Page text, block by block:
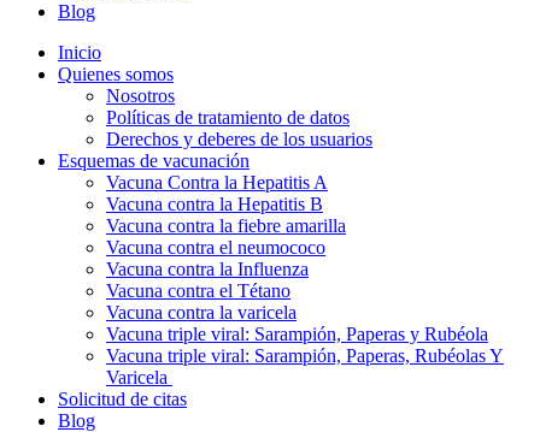
Blog
Inicio
Quienes somos
Nosotros
Políticas de tratamiento de datos
Derechos y deberes de los usuarios
Esquemas de vacunación
Vacuna Contra la Hepatitis A
Vacuna contra la Hepatitis B
Vacuna contra la fiebre amarilla
Vacuna contra el neumococo
Vacuna contra la Influenza
Vacuna contra el Tétano
Vacuna contra la varicela
Vacuna triple viral: Sarampión, Paperas y Rubéola
Vacuna triple viral: Sarampión, Paperas, Rubéolas Y
Varicela
Solicitud de citas
Blog